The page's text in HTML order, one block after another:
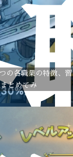
の各職業の特徴、習
とめてみ